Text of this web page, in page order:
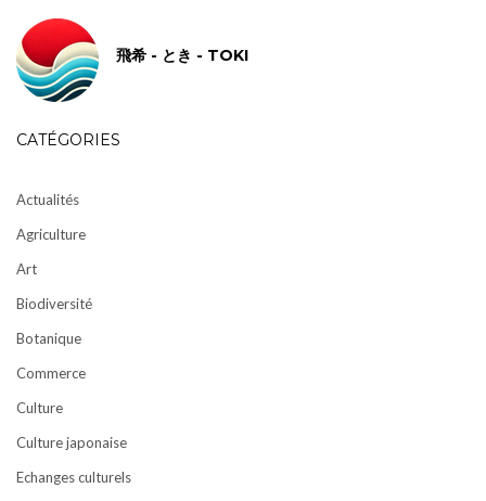
飛希 - とき - TOKI
CATÉGORIES
Actualités
Agriculture
Art
Biodiversité
Botanique
Commerce
Culture
Culture japonaise
Echanges culturels